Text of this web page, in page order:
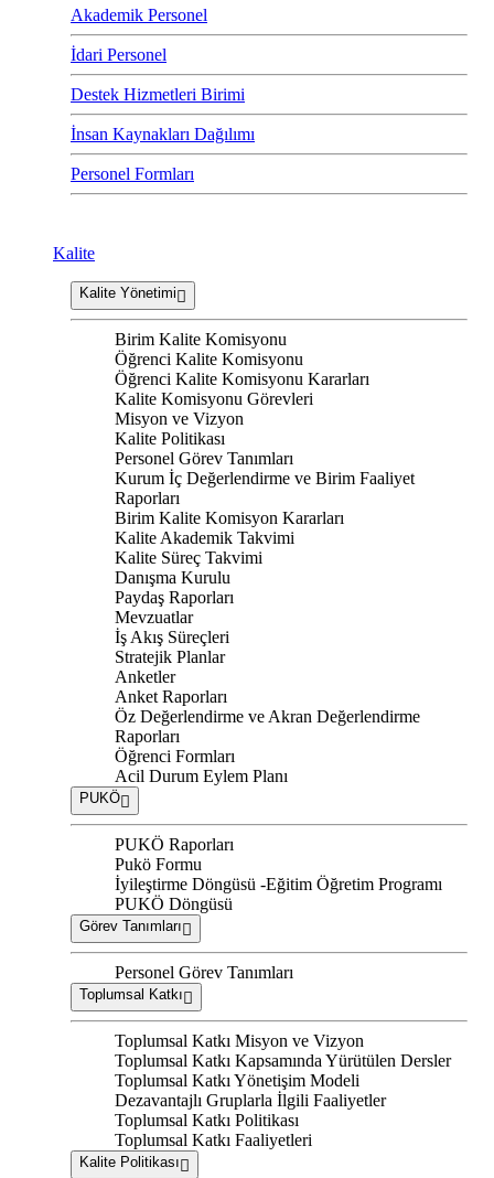
Akademik Personel
İdari Personel
Destek Hizmetleri Birimi
İnsan Kaynakları Dağılımı
Personel Formları
Kalite
Kalite Yönetimi
Birim Kalite Komisyonu
Öğrenci Kalite Komisyonu
Öğrenci Kalite Komisyonu Kararları
Kalite Komisyonu Görevleri
Misyon ve Vizyon
Kalite Politikası
Personel Görev Tanımları
Kurum İç Değerlendirme ve Birim Faaliyet
Raporları
Birim Kalite Komisyon Kararları
Kalite Akademik Takvimi
Kalite Süreç Takvimi
Danışma Kurulu
Paydaş Raporları
Mevzuatlar
İş Akış Süreçleri
Stratejik Planlar
Anketler
Anket Raporları
Öz Değerlendirme ve Akran Değerlendirme
Raporları
Öğrenci Formları
Acil Durum Eylem Planı
PUKÖ
PUKÖ Raporları
Pukö Formu
İyileştirme Döngüsü -Eğitim Öğretim Programı
PUKÖ Döngüsü
Görev Tanımları
Personel Görev Tanımları
Toplumsal Katkı
Toplumsal Katkı Misyon ve Vizyon
Toplumsal Katkı Kapsamında Yürütülen Dersler
Toplumsal Katkı Yönetişim Modeli
Dezavantajlı Gruplarla İlgili Faaliyetler
Toplumsal Katkı Politikası
Toplumsal Katkı Faaliyetleri
Kalite Politikası